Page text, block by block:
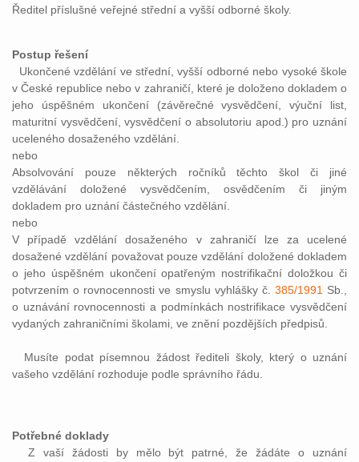
Ředitel příslušné veřejné střední a vyšší odborné školy.
Postup řešení
Ukončené vzdělání ve střední, vyšší odborné nebo vysoké škole
v České republice nebo v zahraničí, které je doloženo dokladem o
jeho úspěšném ukončení (závěrečné vysvědčení, výuční list,
maturitní vysvědčení, vysvědčení o absolutoriu apod.) pro uznání
uceleného dosaženého vzdělání.
nebo
Absolvování pouze některých ročníků těchto škol či jiné
vzdělávání doložené vysvědčením, osvědčením či jiným
dokladem pro uznání částečného vzdělání.
nebo
V případě vzdělání dosaženého v zahraničí lze za ucelené
dosažené vzdělání považovat pouze vzdělání doložené dokladem
o jeho úspěšném ukončení opatřeným nostrifikační doložkou či
potvrzením o rovnocennosti ve smyslu vyhlášky č. 385/1991 Sb.,
o uznávání rovnocennosti a podmínkách nostrifikace vysvědčení
vydaných zahraničními školami, ve znění pozdějších předpisů.
Musíte podat písemnou žádost řediteli školy, který o uznání
vašeho vzdělání rozhoduje podle správního řádu.
Potřebné doklady
Z vaší žádosti by mělo být patrné, že žádáte o uznání